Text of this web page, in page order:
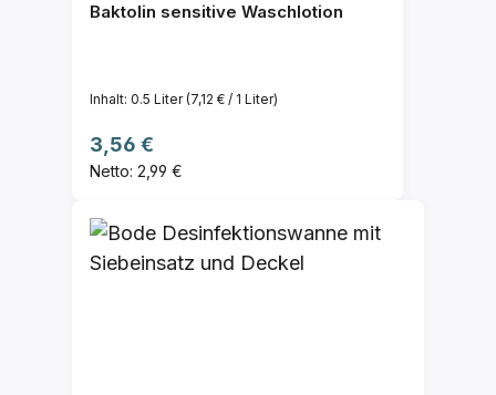
Baktolin sensitive Waschlotion
Inhalt: 0.5 Liter(7,12 € / 1 Liter)
Regulärer Preis:
3,56 €
Netto: 2,99 €